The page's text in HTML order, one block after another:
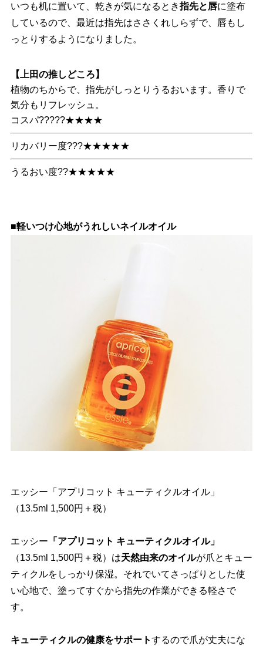
いつも机に置いて、乾きが気になるとき指先と唇に塗布
しているので、最近は指先はささくれしらずで、唇もし
っとりするようになりました。
【上田の推しどころ】
植物のちからで、指先がしっとりうるおいます。香りで
気分もリフレッシュ。
コスパ?????★★★★
リカバリー度???★★★★★
うるおい度??★★★★★
■軽いつけ心地がうれしいネイルオイル
エッシー「アプリコット キューティクルオイル」
（13.5ml 1,500円＋税）
エッシー 「アプリコット キューティクルオイル」
（13.5ml 1,500円＋税）は天然由来のオイルが爪とキュー
ティクルをしっかり保湿。それでいてさっぱりとした使
い心地で、塗ってすぐから指先の作業ができる軽さで
す。
キューティクルの健康をサポートするので爪が丈夫にな